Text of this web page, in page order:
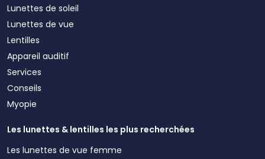
Lunettes de soleil
Lunettes de vue
Lentilles
Appareil auditif
Services
Conseils
Myopie
Les lunettes & lentilles les plus recherchées
Les lunettes de vue femme